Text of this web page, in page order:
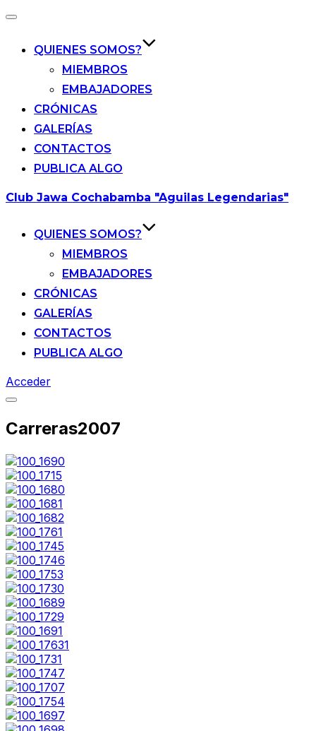
Alternar
navegación
QUIENES SOMOS?
MIEMBROS
EMBAJADORES
CRÓNICAS
GALERÍAS
CONTACTOS
PUBLICA ALGO
Saltar
Club Jawa Cochabamba "Aguilas Legendarias"
QUIENES SOMOS?
MIEMBROS
EMBAJADORES
CRÓNICAS
GALERÍAS
CONTACTOS
PUBLICA ALGO
Acceder
Alternar
barra
la
navegación
Carreras2007